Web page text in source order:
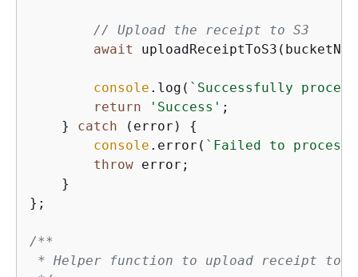
// Upload the receipt to S3
await
console .log( `Successfully
return
'Success' ;
    }
catch (error) {
console .error( `Failed to
throw error;
    }
};
/**
* Helper function to upload receipt to